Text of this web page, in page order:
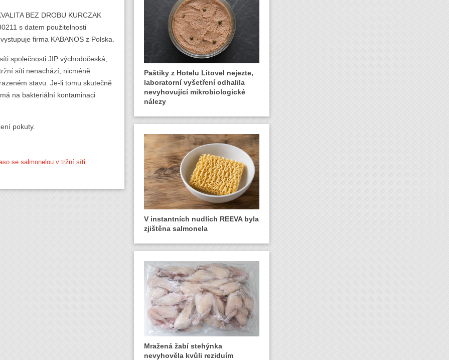
BEZ DROBU KURCZAK
s datem použitelnosti
firma KABANOS z Polska.
společnosti JIP východočeská,
síti nenachází, nicméně
stavu. Je-li tomu skutečně
na bakteriální kontaminaci
pokuty.
se salmonelou v tržní síti
Paštiky z Hotelu Litovel nejezte,
laboratorní vyšetření odhalila
nevyhovující mikrobiologické
nálezy
V instantních nudlích REEVA byla
zjištěna salmonela
Mražená žabí stehýnka
nevyhověla kvůli reziduím